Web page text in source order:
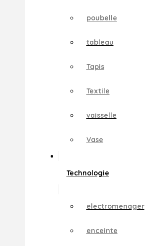
poubelle
tableau
Tapis
Textile
vaisselle
Vase
Technologie
electromenager
enceinte